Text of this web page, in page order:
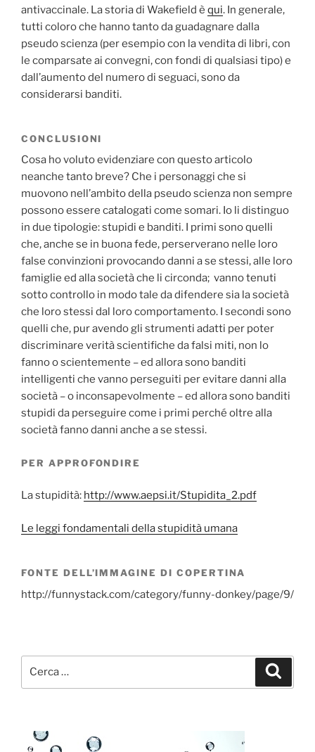
antivaccinale. La storia di Wakefield è qui. In generale,
tutti coloro che hanno tanto da guadagnare dalla
pseudo scienza (per esempio con la vendita di libri, con
le comparsate ai convegni, con fondi di qualsiasi tipo) e
dall’aumento del numero di seguaci, sono da
considerarsi banditi.
CONCLUSIONI
Cosa ho voluto evidenziare con questo articolo
neanche tanto breve? Che i personaggi che si
muovono nell’ambito della pseudo scienza non sempre
possono essere catalogati come somari. Io li distinguo
in due tipologie: stupidi e banditi. I primi sono quelli
che, anche se in buona fede, perserverano nelle loro
false convinzioni provocando danni a se stessi, alle loro
famiglie ed alla società che li circonda; vanno tenuti
sotto controllo in modo tale da difendere sia la società
che loro stessi dal loro comportamento. I secondi sono
quelli che, pur avendo gli strumenti adatti per poter
discriminare verità scientifiche da falsi miti, non lo
fanno o scientemente – ed allora sono banditi
intelligenti che vanno perseguiti per evitare danni alla
società – o inconsapevolmente – ed allora sono banditi
stupidi da perseguire come i primi perché oltre alla
società fanno danni anche a se stessi.
PER APPROFONDIRE
La stupidità: http://www.aepsi.it/Stupidita_2.pdf
Le leggi fondamentali della stupidità umana
FONTE DELL’IMMAGINE DI COPERTINA
http://funnystack.com/category/funny-donkey/page/9/